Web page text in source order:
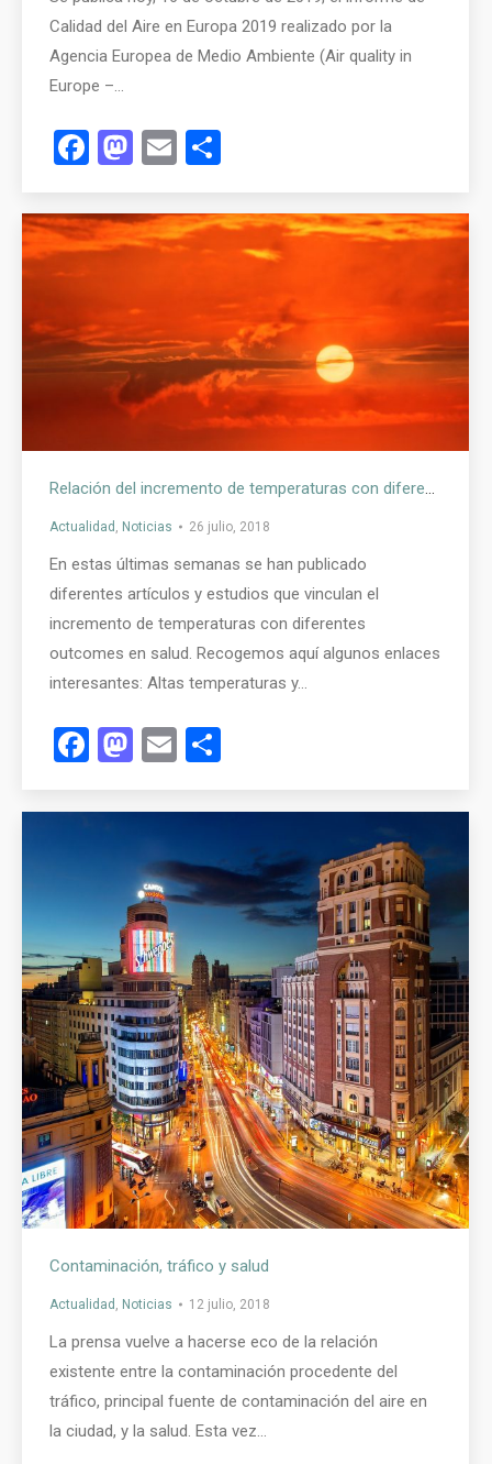
Calidad del Aire en Europa 2019 realizado por la
Agencia Europea de Medio Ambiente (Air quality in
Europe –…
Facebook
Mastodon
Email
Actualidad Noticias 26 julio, 2018
En estas últimas semanas se han publicado
diferentes artículos y estudios que vinculan el
incremento de temperaturas con diferentes
outcomes en salud. Recogemos aquí algunos enlaces
interesantes: Altas temperaturas y…
Facebook
Mastodon
Email
Contaminación, tráfico y salud
Actualidad , Noticias 12 julio, 2018
La prensa vuelve a hacerse eco de la relación
existente entre la contaminación procedente del
tráfico, principal fuente de contaminación del aire en
la ciudad, y la salud. Esta vez…